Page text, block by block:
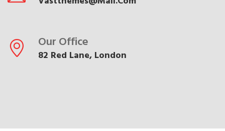
Our Office
82 Red Lane, London